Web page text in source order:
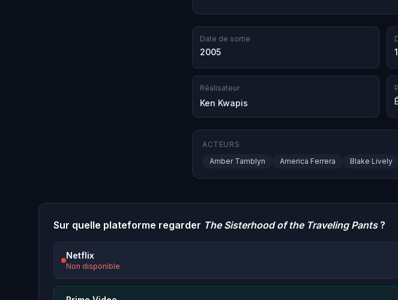
Date de sortie
2005
Réalisateur
Ken Kwapis
ACTEURS
Amber Tamblyn
America Ferrera Blake Lively
Sur quelle plateforme regarder The Sisterhood of the Traveling Pants?
Netflix
Non disponible